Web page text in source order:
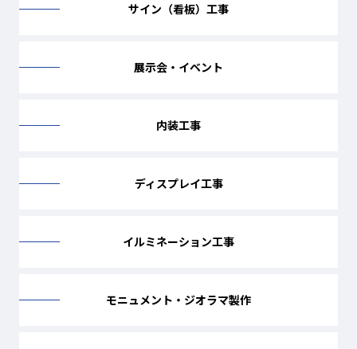
サイン（看板）工事
展示会・イベント
内装工事
ディスプレイ工事
イルミネーション工事
モニュメント・ジオラマ製作